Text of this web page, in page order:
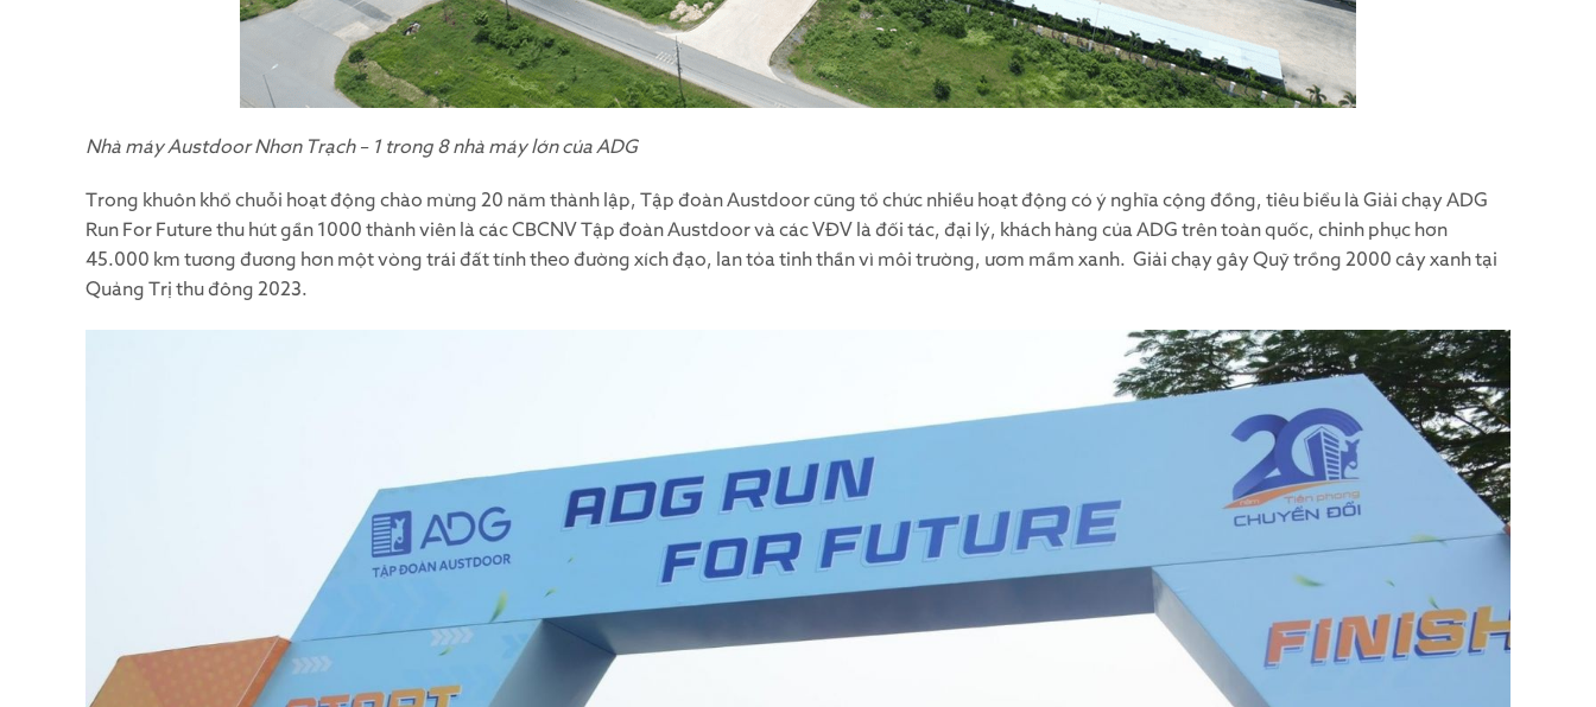
Nhà máy Austdoor Nhơn Trạch – 1 trong 8 nhà máy lớn của ADG
Trong khuôn khổ chuỗi hoạt động chào mừng 20 năm thành lập, Tập đoàn Austdoor cũng tổ chức nhiều hoạt động có ý nghĩa cộng đồng, tiêu biểu là Giải chạy ADG
Run For Future thu hút gần 1000 thành viên là các CBCNV Tập đoàn Austdoor và các VĐV là đối tác, đại lý, khách hàng của ADG trên toàn quốc, chinh phục hơn
45.000 km tương đương hơn một vòng trái đất tính theo đường xích đạo, lan tỏa tinh thần vì môi trường, ươm mầm xanh. Giải chạy gây Quỹ trồng 2000 cây xanh tại
Quảng Trị thu đông 2023.